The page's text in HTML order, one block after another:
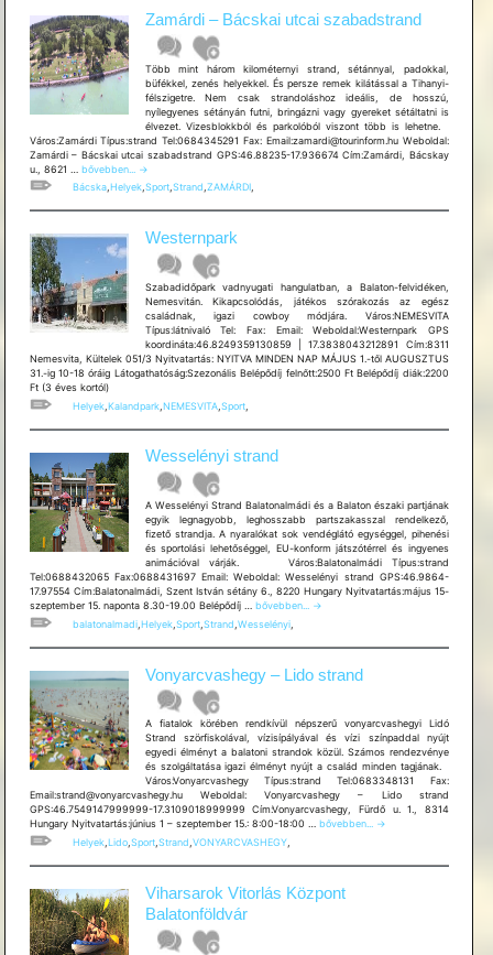
szabadstrand
Zamárdi – Bácskai utcai szabadstrand
Több mint három kilométernyi strand, sétánnyal, padokkal,
büfékkel, zenés helyekkel. És persze remek kilátással a Tihanyi-
félszigetre. Nem csak strandoláshoz ideális, de hosszú,
nyílegyenes sétányán futni, bringázni vagy gyereket sétáltatni is
élvezet. Vizesblokkból és parkolóból viszont több is lehetne.
Város:Zamárdi Típus:strand Tel:0684345291 Fax: Email:zamardi@tourinform.hu Weboldal:
Zamárdi – Bácskai utcai szabadstrand GPS:46.88235-17.936674 Cím:Zamárdi, Bácskay
u., 8621 … Zamárdi
–
Bácskai
utcai
bővebben...
→
Bácska,Helyek,Sport,Strand,ZAMÁRDI,
Westernpark
Szabadidőpark vadnyugati hangulatban, a Balaton-felvidéken,
Nemesvitán. Kikapcsolódás, játékos szórakozás az egész
családnak, igazi cowboy módjára. Város:NEMESVITA
Típus:látnivaló Tel: Fax: Email: Weboldal:Westernpark GPS
koordináta:46.8249359130859 | 17.3838043212891 Cím:8311
Nemesvita, Kültelek 051/3 Nyitvatartás: NYITVA MINDEN NAP MÁJUS 1.-től AUGUSZTUS
31.-ig 10-18 óráig Látogathatóság:Szezonális Belépődíj felnőtt:2500 Ft Belépődíj diák:2200
Ft (3 éves kortól)
Helyek, Kalandpark, NEMESVITA, Sport,
Wesselényi strand
A Wesselényi Strand Balatonalmádi és a Balaton északi partjának
egyik legnagyobb, leghosszabb partszakasszal rendelkező,
fizető strandja. A nyaralókat sok vendéglátó egységgel, pihenési
és sportolási lehetőséggel, EU-konform játszótérrel és ingyenes
animációval várják. Város:Balatonalmádi Típus:strand
Tel:0688432065 Fax:0688431697 Email: Weboldal: Wesselényi strand GPS:46.9864-
17.97554 Cím:Balatonalmádi, Szent István sétány 6., 8220 Hungary Nyitvatartás:május 15-
szeptember 15. naponta 8.30-19.00 Belépődíj … Wesselényi
strand
bővebben...
→
balatonalmadi, Helyek, Sport, Strand Wesselényi,
Vonyarcvashegy – Lido strand
A fiatalok körében rendkívül népszerű vonyarcvashegyi Lidó
Strand szörfiskolával, vízisípályával és vízi színpaddal nyújt
egyedi élményt a balatoni strandok közül. Számos rendezvénye
és szolgáltatása igazi élményt nyújt a család minden tagjának.
Város:Vonyarcvashegy Típus:strand Tel:0683348131 Fax:
Email:strand@vonyarcvashegy.hu Weboldal: Vonyarcvashegy – Lido strand
GPS:46.7549147999999-17.3109018999999 Cím:Vonyarcvashegy, Fürdő u. 1., 8314
Hungary Nyitvatartás:június 1 – szeptember 15.: 8:00-18:00 … Vonyarcvashegy
strand
bővebben... →
Helyek, Lido, Sport, Strand VONYARCVASHEGY,
Viharsarok Vitorlás Központ
Balatonföldvár